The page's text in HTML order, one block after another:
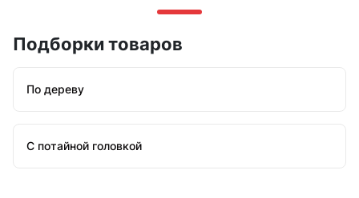
Подборки товаров
По дереву
С потайной головкой